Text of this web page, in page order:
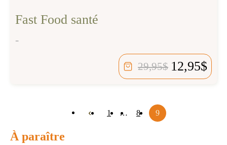
Fast Food santé
-
29,95$ 12,95$
1 … 8 9
À paraître